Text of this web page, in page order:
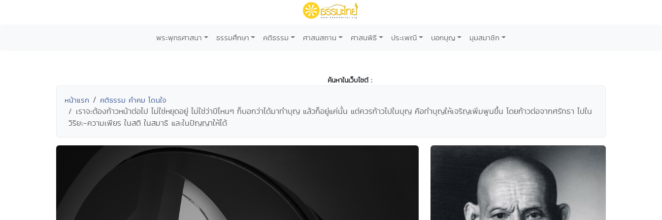
พระพุทธศาสนา ธรรมศึกษา คติธรรม ศาสนสถาน ศาสนพิธี ประเพณี บอกบุญ มุมสมาชิก
ค้นหาในเว็บไซต์ :
หน้าแรก คติธรรม คำคม โดนใจ
เราจะต้องก้าวหน้าต่อไป ไม่ใช่หยุดอยู่ ไม่ใช่ว่าปีไหนๆ ก็บอกว่าได้มาทำบุญ แล้วก็อยู่แค่นั้น แต่ควรก้าวไปในบุญ คือทำบุญให้เจริญเพิ่มพูนขึ้น โดยก้าวต่อจากศรัทธา ไปใน
วิริยะ-ความเพียร ในสติ ในสมาธิ และในปัญญาให้ได้